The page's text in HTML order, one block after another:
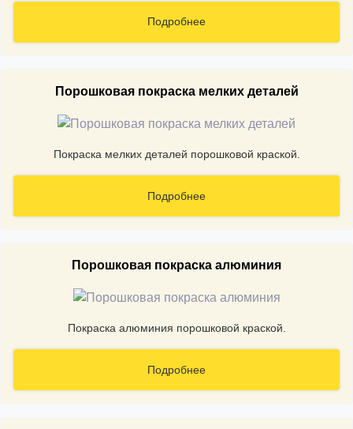
Подробнее
Порошковая покраска мелких деталей
Покраска мелких деталей порошковой краской.
Подробнее
Порошковая покраска алюминия
Покраска алюминия порошковой краской.
Подробнее